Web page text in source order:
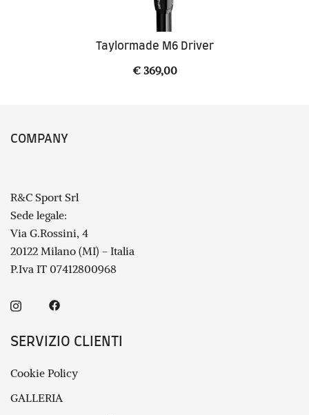
Taylormade M6 Driver
€369,00
COMPANY
R&C Sport Srl
Sede legale:
Via G.Rossini, 4
20122 Milano (MI) - Italia
P.Iva IT 07412800968
SERVIZIO CLIENTI
Cookie Policy
GALLERIA